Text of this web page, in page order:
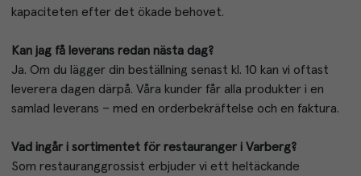
kapaciteten efter det ökade behovet.
Kan jag få leverans redan nästa dag?
Ja. Om du lägger din beställning senast kl. 10 kan vi oftast
leverera dagen därpå. Våra kunder får alla produkter i en
samlad leverans – med en orderbekräftelse och en faktura.
Vad ingår i sortimentet för restauranger i Varberg?
Som restauranggrossist erbjuder vi ett heltäckande